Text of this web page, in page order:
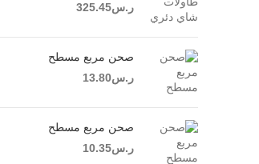
ر.س325.45
صحن مربع مسطح
ر.س13.80
صحن مربع مسطح
ر.س10.35